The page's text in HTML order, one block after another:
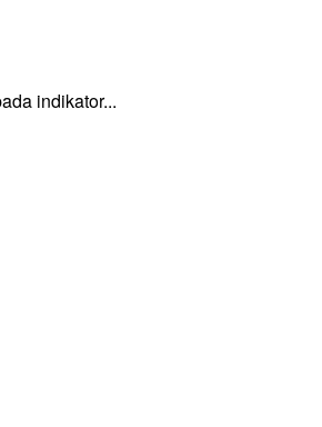
indikator...